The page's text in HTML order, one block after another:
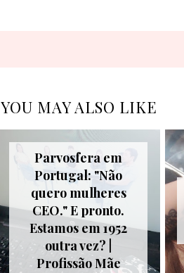
YOU MAY ALSO LIKE
Parvosfera em
Portugal: "Não
quero mulheres
CEO." E pronto.
Estamos em 1952
outra vez? |
Profissão Mãe